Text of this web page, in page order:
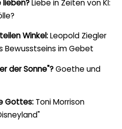
lieben?Liebe in Zeiten von KI:
Winkel:Leopold Ziegler
Bewusstseins im Gebet
der Sonne"?Goethe und
Gottes: Toni Morrison